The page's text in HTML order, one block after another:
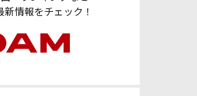
新情報をチェック！